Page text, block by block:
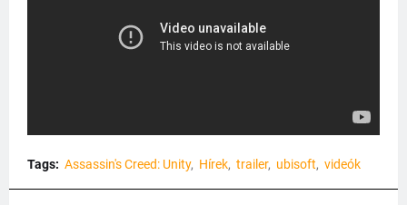
Tags: Assassin's Creed: Unity Hírek trailer ubisoft videók